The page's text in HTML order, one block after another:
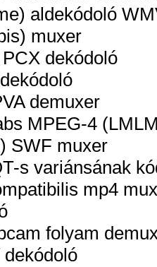
aldekódoló
muxer
dekódoló
demuxer
MPEG-4
SWF muxer
s variánsának
mp4
folyam